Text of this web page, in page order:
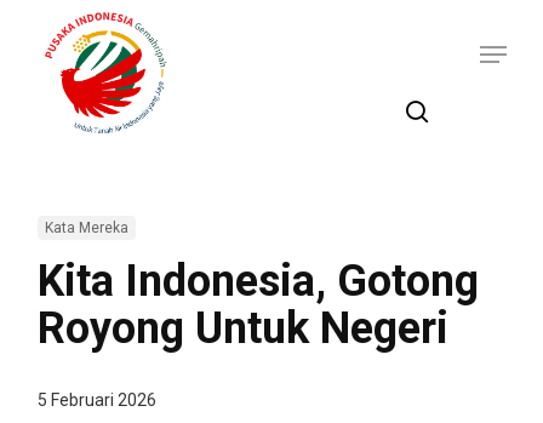
search
Menu
Kata Mereka
Kita Indonesia, Gotong
Royong Untuk Negeri
5 Februari 2026